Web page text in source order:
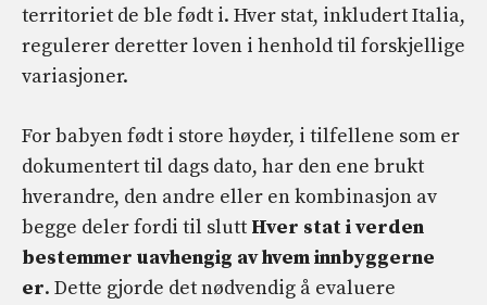
territoriet de ble født i. Hver stat, inkludert Italia,
regulerer deretter loven i henhold til forskjellige
variasjoner.
For babyen født i store høyder, i tilfellene som er
dokumentert til dags dato, har den ene brukt
hverandre, den andre eller en kombinasjon av
begge deler fordi til slutt Hver stat i verden
bestemmer uavhengig av hvem innbyggerne
er. Dette gjorde det nødvendig å evaluere